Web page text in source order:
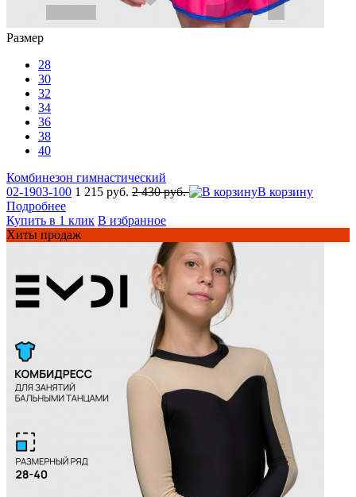
Размер
28
30
32
34
36
38
40
Комбинезон гимнастический
02-1903-100 1 215 руб. 2 430 руб.
В корзину
Подробнее
Купить в 1 клик В избранное
Хиты продаж